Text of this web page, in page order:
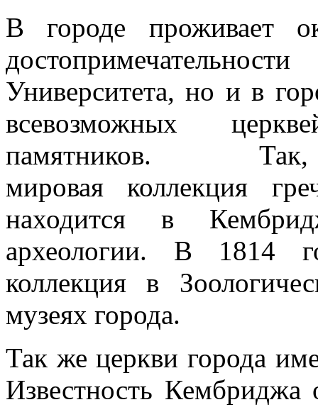
В городе проживает
Университета, но и в
всевозможных
памятников.
мировая коллекция
находится в
археологии. В 1814
коллекция в
музеях города.
Так же церкви города
Известность